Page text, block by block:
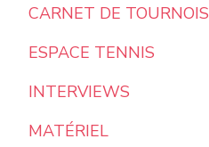
CARNET DE TOURNOIS
ESPACE TENNIS
INTERVIEWS
MATÉRIEL